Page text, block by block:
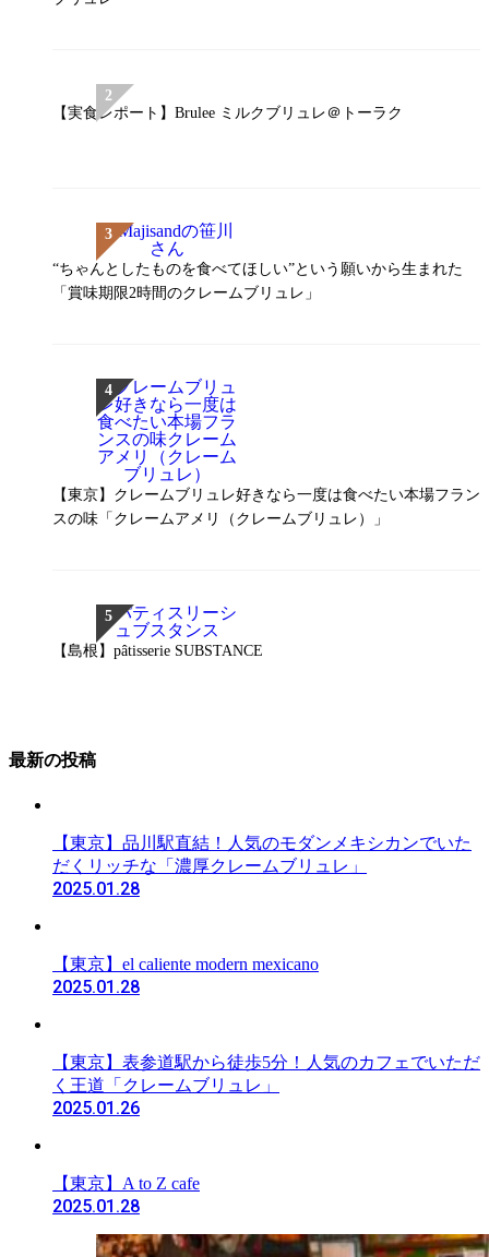
【実食レポート】Brulee ミルクブリュレ＠トーラク
“ちゃんとしたものを食べてほしい”という願いから生まれた
「賞味期限2時間のクレームブリュレ」
【東京】クレームブリュレ好きなら一度は食べたい本場フラン
スの味「クレームアメリ（クレームブリュレ）」
【島根】pâtisserie SUBSTANCE
最新の投稿
【東京】品川駅直結！人気のモダンメキシカンでいた
だくリッチな「濃厚クレームブリュレ」
2025.01.28
【東京】el caliente modern mexicano
2025.01.28
【東京】表参道駅から徒歩5分！人気のカフェでいただ
く王道「クレームブリュレ」
2025.01.26
【東京】A to Z cafe
2025.01.28